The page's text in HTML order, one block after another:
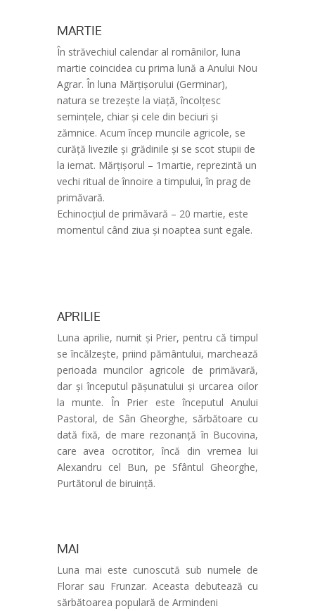
MARTIE
În străvechiul calendar al românilor, luna
martie coincidea cu prima lună a Anului Nou
Agrar. În luna Mărțișorului (Germinar),
natura se trezește la viață, încolțesc
semințele, chiar și cele din beciuri și
zămnice. Acum încep muncile agricole, se
curăță livezile și grădinile și se scot stupii de
la iernat. Mărțișorul – 1martie, reprezintă un
vechi ritual de înnoire a timpului, în prag de
primăvară.
Echinocțiul de primăvară – 20 martie, este
momentul când ziua și noaptea sunt egale.
APRILIE
Luna aprilie, numit și Prier, pentru că timpul
se încălzește, priind pământului, marchează
perioada muncilor agricole de primăvară,
dar și începutul pășunatului și urcarea oilor
la munte. În Prier este începutul Anului
Pastoral, de Sân Gheorghe, sărbătoare cu
dată fixă, de mare rezonanță în Bucovina,
care avea ocrotitor, încă din vremea lui
Alexandru cel Bun, pe Sfântul Gheorghe,
Purtătorul de biruință.
MAI
Luna mai este cunoscută sub numele de
Florar sau Frunzar. Aceasta debutează cu
sărbătoarea populară de Armindeni